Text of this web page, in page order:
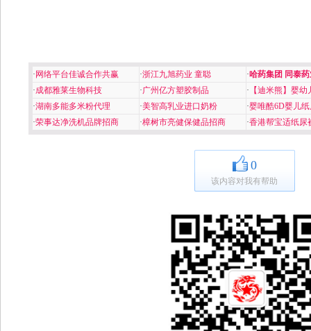
· 网络平台佳诚合作共赢 ·浙江九旭药业 童聪 ·哈药集团 同泰
·成都雅莱生物科技 ·广州亿方塑胶制品 · 【迪米熊】婴幼
·湖南多能多米粉代理 ·美智高乳业进口奶粉 ·婴唯酷6D婴儿
·荣事达净洗机品牌招商 ·樟树市亮健保健品招商 ·香港帮宝适纸尿
0
该内容对我有帮助